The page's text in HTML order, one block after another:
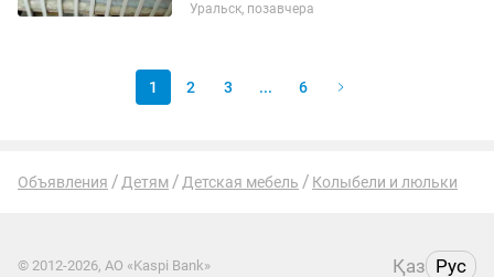
не пользовались.все остальные
Уральск, позавчера
1 2 3 ... 6
Объявления Детям Детская мебель Колыбели и люльки
© 2012-2026, АО «Kaspi Bank» Қаз Рус